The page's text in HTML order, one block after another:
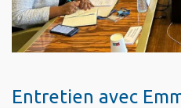
Entretien avec